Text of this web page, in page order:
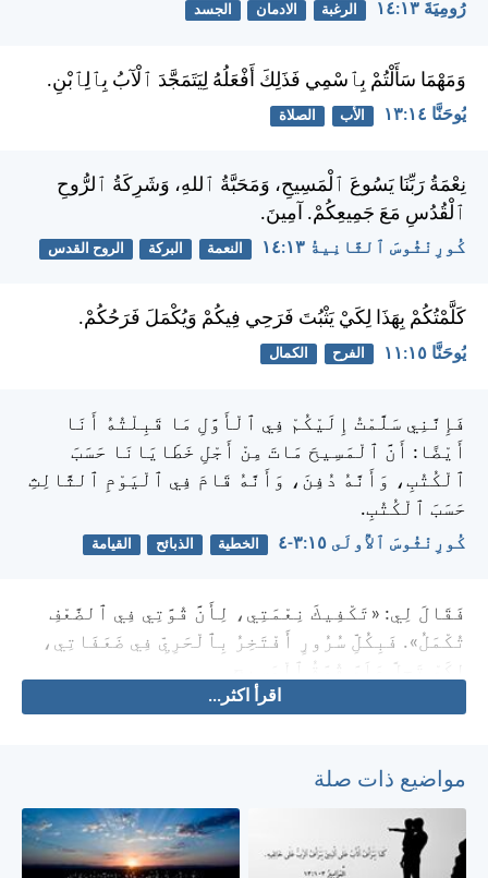
رُومِيَةَ ١٣:‏١٤ الرغبة الادمان الجسد
وَمَهْمَا سَأَلْتُمْ بِٱسْمِي فَذَلِكَ أَفْعَلُهُ لِيَتَمَجَّدَ ٱلْآبُ بِٱلِٱبْنِ.
يُوحَنَّا ١٤:‏١٣ الأب الصلاة
نِعْمَةُ رَبِّنَا يَسُوعَ ٱلْمَسِيحِ، وَمَحَبَّةُ ٱللهِ، وَشَرِكَةُ ٱلرُّوحِ
ٱلْقُدُسِ مَعَ جَمِيعِكُمْ. آمِينَ.
كُورِنْثُوسَ ٱلثَّانِيةُ ١٣:‏١٤ النعمة البركة الروح القدس
كَلَّمْتُكُمْ بِهَذَا لِكَيْ يَثْبُتَ فَرَحِي فِيكُمْ وَيُكْمَلَ فَرَحُكُمْ.
يُوحَنَّا ١٥:‏١١ الفرح الكمال
فَإِنَّنِي سَلَّمْتُ إِلَيْكُمْ فِي ٱلْأَوَّلِ مَا قَبِلْتُهُ أَنَا
أَيْضًا: أَنَّ ٱلْمَسِيحَ مَاتَ مِنْ أَجْلِ خَطَايَانَا حَسَبَ
ٱلْكُتُبِ، وَأَنَّهُ دُفِنَ، وَأَنَّهُ قَامَ فِي ٱلْيَوْمِ ٱلثَّالِثِ
حَسَبَ ٱلْكُتُبِ.
كُورِنْثُوسَ ٱلأُولَى ١٥:‏٣-‏٤ الخطية الذبائح القيامة
فَقَالَ لِي: «تَكْفِيكَ نِعْمَتِي، لِأَنَّ قُوَّتِي فِي ٱلضَّعْفِ
تُكْمَلُ». فَبِكُلِّ سُرُورٍ أَفْتَخِرُ بِٱلْحَرِيِّ فِي ضَعَفَاتِي،
اقرأ اكثر...
مواضيع ذات صلة